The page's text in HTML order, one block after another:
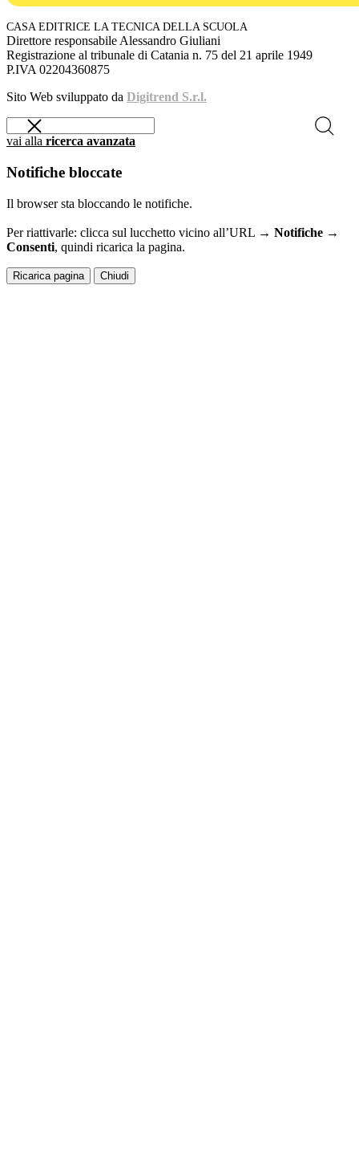
CASA EDITRICE LA TECNICA DELLA SCUOLA
Direttore responsabile Alessandro Giuliani
Registrazione al tribunale di Catania n. 75 del 21 aprile 1949
P.IVA 02204360875
Sito Web sviluppato da Digitrend S.r.l.
vai alla ricerca avanzata
Notifiche bloccate
Il browser sta bloccando le notifiche.
Per riattivarle: clicca sul lucchetto vicino all’URL → Notifiche →
Consenti, quindi ricarica la pagina.
Ricarica pagina Chiudi